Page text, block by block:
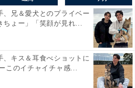
、兄＆愛犬とのプライベー
ちょー」「笑顔が見れ...
、キス＆耳食べショットに
このイチャイチャ感...